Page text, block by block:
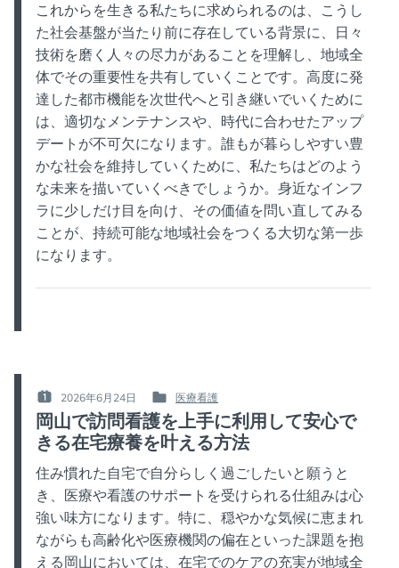
これからを生きる私たちに求められるのは、こうし
た社会基盤が当たり前に存在している背景に、日々
技術を磨く人々の尽力があることを理解し、地域全
体でその重要性を共有していくことです。高度に発
達した都市機能を次世代へと引き継いでいくために
は、適切なメンテナンスや、時代に合わせたアップ
デートが不可欠になります。誰もが暮らしやすい豊
かな社会を維持していくために、私たちはどのよう
な未来を描いていくべきでしょうか。身近なインフ
ラに少しだけ目を向け、その価値を問い直してみる
ことが、持続可能な地域社会をつくる大切な第一歩
になります。
POSTED
ON
2026年6月24日
POSTED
IN
:
医療看護
岡山で訪問看護を上手に利用して安心で
きる在宅療養を叶える方法
住み慣れた自宅で自分らしく過ごしたいと願うと
き、医療や看護のサポートを受けられる仕組みは心
強い味方になります。特に、穏やかな気候に恵まれ
ながらも高齢化や医療機関の偏在といった課題を抱
える岡山においては、在宅でのケアの充実が地域全